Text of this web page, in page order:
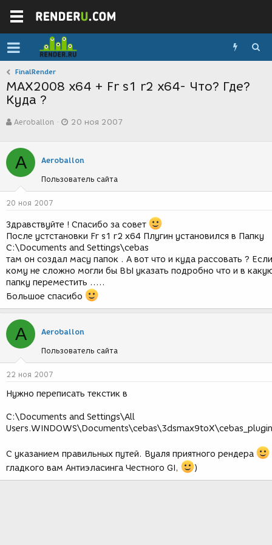
FinalRender
MAX2008 x64 + Fr s1 r2 x64- Что? Где?
Куда ?
в
о
р
т
е
м
ы
Aeroballon
а
с
з
д
и
я
20 ноя 2007
A Aeroballon
Пользователь сайта
20 ноя 2007
Здравствуйте ! Спасибо за совет
После устстановки Fr s1 r2 x64 Плугин установился в Папку
C:\Documents and Settings\cebas
там он создал масу папок . А вот что и куда рассовать ? Если
кому не сложно могли бы ВЫ указать подробно что и в
папку переместить .....
Большое спасибо
A Aeroballon
Пользователь сайта
22 ноя 2007
Нужно переписать текстик в
C:\Documents and Settings\All
Users.WINDOWS\Documents\cebas\3dsmax9toX\cebas_plugin
С указанием правильных путей. Вуаля приятного рендера
гладкого вам Антиэласинга Честного GI,
)